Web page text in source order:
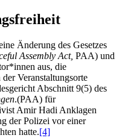
sfreiheit
Änderung des Gesetzes
Assembly Act, PAA) und
aus, die
Veranstaltungsorte
Abschnitt 9(5) des
.(PAA) für
Amir Hadi Anklagen
der Polizei vor einer
hatte.[4]